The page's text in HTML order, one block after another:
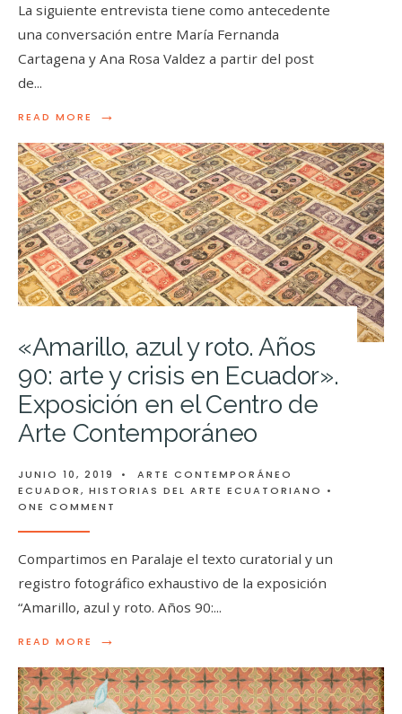
La siguiente entrevista tiene como antecedente
una conversación entre María Fernanda
Cartagena y Ana Rosa Valdez a partir del post
de...
READ MORE →
«Amarillo, azul y roto. Años
90: arte y crisis en Ecuador».
Exposición en el Centro de
Arte Contemporáneo
JUNIO 10, 2019 •
ARTE CONTEMPORÁNEO
ECUADOR, HISTORIAS DEL ARTE ECUATORIANO •
ONE COMMENT
Compartimos en Paralaje el texto curatorial y un
registro fotográfico exhaustivo de la exposición
“Amarillo, azul y roto. Años 90:...
READ MORE →